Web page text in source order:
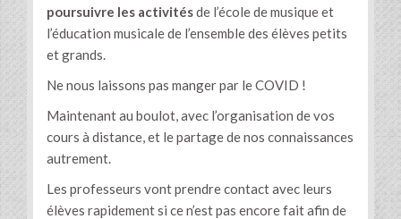
poursuivre les activitésde l’école de musique et
l’éducation musicale de l’ensemble des élèves petits
et grands.
Ne nous laissons pas manger par le COVID !
Maintenant au boulot, avec l’organisation de vos
cours à distance, et le partage de nos connaissances
autrement.
Les professeurs vont prendre contact avec leurs
élèves rapidement si ce n’est pas encore fait afin de